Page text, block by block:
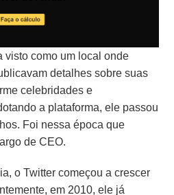
visto como um local onde
detalhes sobre suas
celebridades e
a plataforma, ele passou
Foi nessa época que
de CEO.
o Twitter começou a crescer
em 2010, ele já